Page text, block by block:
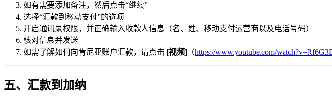
如有需要添加备注，然后点击“继续”
选择“汇款到移动支付”的选项
开启通讯录权限，并正确输入收款人信息（名、姓、移动支付运营商以及电话号码）
核对信息并发送
如需了解如何向肯尼亚账户汇款，请点击 [视频] （https://www.youtube.com/
五、汇款到加纳